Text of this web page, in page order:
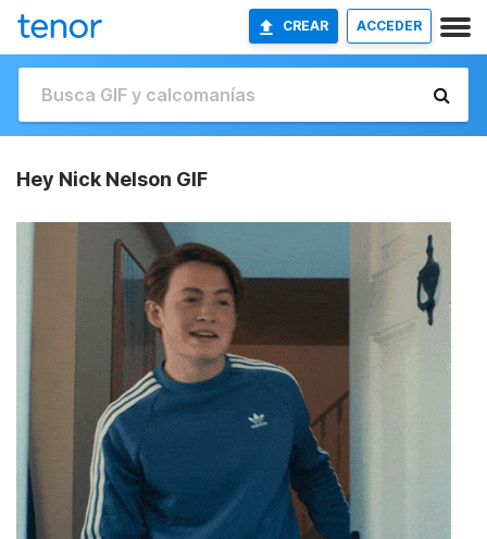
CREAR ACCEDER
Hey Nick Nelson GIF